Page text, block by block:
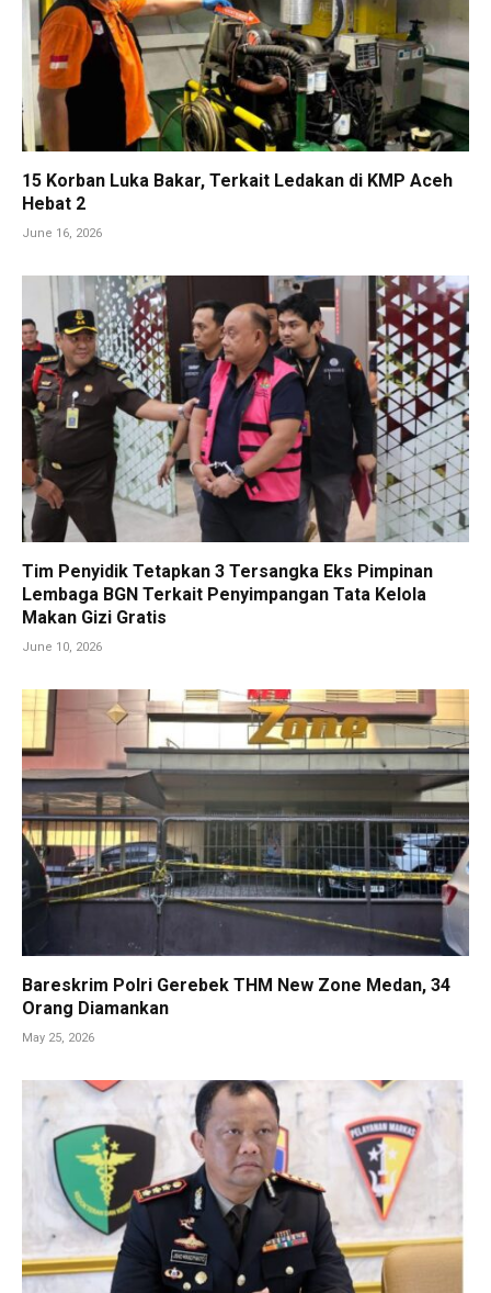
15 Korban Luka Bakar, Terkait Ledakan di KMP Aceh
Hebat 2
June 16, 2026
Tim Penyidik Tetapkan 3 Tersangka Eks Pimpinan
Lembaga BGN Terkait Penyimpangan Tata Kelola
Makan Gizi Gratis
June 10, 2026
Bareskrim Polri Gerebek THM New Zone Medan, 34
Orang Diamankan
May 25, 2026